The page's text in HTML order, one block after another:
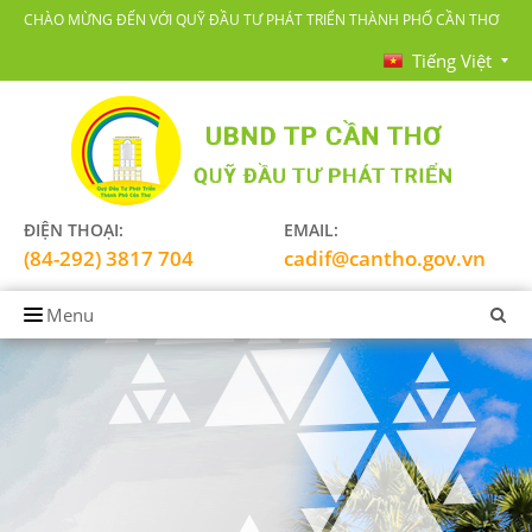
CHÀO MỪNG ĐẾN VỚI QUỸ ĐẦU TƯ PHÁT TRIỂN THÀNH PHỐ CẦN THƠ
Tiếng Việt
ĐIỆN THOẠI:
(84-292) 3817 704
EMAIL:
cadif@cantho.gov.vn
Menu